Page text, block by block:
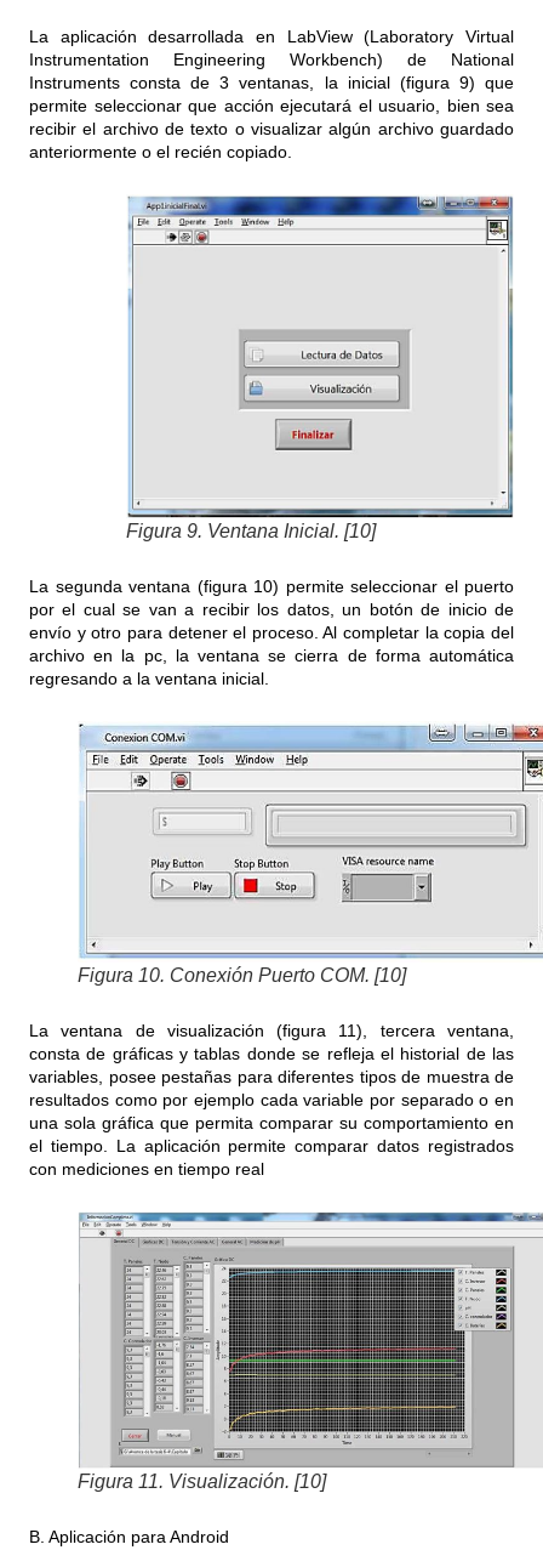
La aplicación desarrollada en LabView (Laboratory Virtual
Instrumentation Engineering Workbench) de National
Instruments consta de 3 ventanas, la inicial (figura 9) que
permite seleccionar que acción ejecutará el usuario, bien sea
recibir el archivo de texto o visualizar algún archivo guardado
anteriormente o el recién copiado.
Figura 9. Ventana Inicial. [10]
La segunda ventana (figura 10) permite seleccionar el puerto
por el cual se van a recibir los datos, un botón de inicio de
envío y otro para detener el proceso. Al completar la copia del
archivo en la pc, la ventana se cierra de forma automática
regresando a la ventana inicial.
Figura 10. Conexión Puerto COM. [10]
La ventana de visualización (figura 11), tercera ventana,
consta de gráficas y tablas donde se refleja el historial de las
variables, posee pestañas para diferentes tipos de muestra de
resultados como por ejemplo cada variable por separado o en
una sola gráfica que permita comparar su comportamiento en
el tiempo. La aplicación permite comparar datos registrados
con mediciones en tiempo real
Figura 11. Visualización. [10]
B. Aplicación para Android